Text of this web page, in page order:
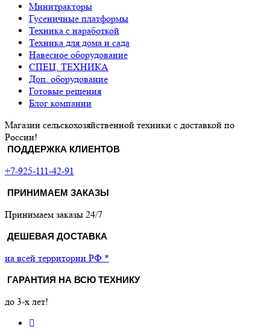
Минитракторы
Гусеничные платформы
Техника с наработкой
Техника для дома и сада
Навесное оборудование
СПЕЦ. ТЕХНИКА
Доп. оборудование
Готовые решения
Блог компании
Магазин сельскохозяйственной техники с доставкой по
России!
ПОДДЕРЖКА КЛИЕНТОВ
+7-925-111-42-91
ПРИНИМАЕМ ЗАКАЗЫ
Принимаем заказы 24/7
ДЕШЕВАЯ ДОСТАВКА
на всей территории РФ *
ГАРАНТИЯ НА ВСЮ ТЕХНИКУ
до 3-х лет!